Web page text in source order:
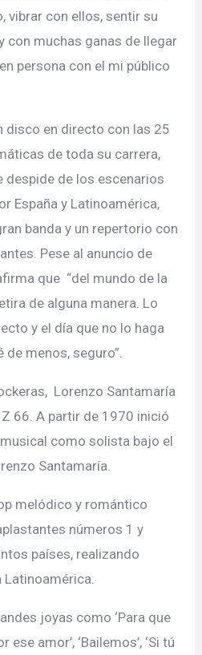
vibrar con ellos, sentir su
con muchas ganas de llegar
persona con el mi público
disco en directo con las 25
de toda su carrera,
despide de los escenarios
España y Latinoamérica,
banda y un repertorio con
Pese al anuncio de
que “del mundo de la
de alguna manera. Lo
y el día que no lo haga
menos, seguro”.
Lorenzo Santamaría
66. A partir de 1970 inició
como solista bajo el
Santamaría.
melódico y romántico
números 1 y
países, realizando
joyas como ‘Para que
ese amor’, ‘Bailemos’, ‘Si tú